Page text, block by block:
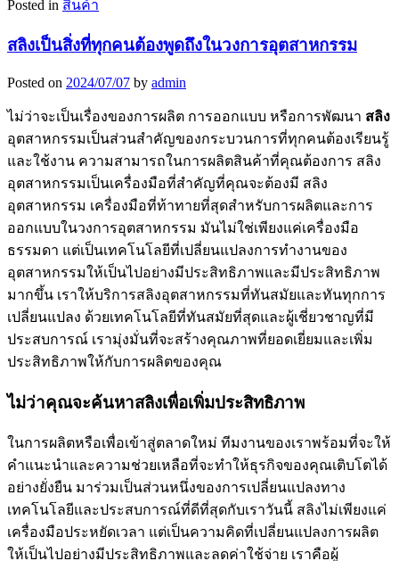
Posted in สินค้า
สลิงเป็นสิ่งที่ทุกคนต้องพูดถึงในวงการอุตสาหกรรม
Posted on 2024/07/07 by admin
ไม่ว่าจะเป็นเรื่องของการผลิต การออกแบบ หรือการพัฒนา สลิง
อุตสาหกรรมเป็นส่วนสำคัญของกระบวนการที่ทุกคนต้องเรียนรู้
และใช้งาน ความสามารถในการผลิตสินค้าที่คุณต้องการ สลิง
อุตสาหกรรมเป็นเครื่องมือที่สำคัญที่คุณจะต้องมี สลิง
อุตสาหกรรม เครื่องมือที่ท้าทายที่สุดสำหรับการผลิตและการ
ออกแบบในวงการอุตสาหกรรม มันไม่ใช่เพียงแค่เครื่องมือ
ธรรมดา แต่เป็นเทคโนโลยีที่เปลี่ยนแปลงการทำงานของ
อุตสาหกรรมให้เป็นไปอย่างมีประสิทธิภาพและมีประสิทธิภาพ
มากขึ้น เราให้บริการสลิงอุตสาหกรรมที่ทันสมัยและทันทุกการ
เปลี่ยนแปลง ด้วยเทคโนโลยีที่ทันสมัยที่สุดและผู้เชี่ยวชาญที่มี
ประสบการณ์ เรามุ่งมั่นที่จะสร้างคุณภาพที่ยอดเยี่ยมและเพิ่ม
ประสิทธิภาพให้กับการผลิตของคุณ
ไม่ว่าคุณจะค้นหาสลิงเพื่อเพิ่มประสิทธิภาพ
ในการผลิตหรือเพื่อเข้าสู่ตลาดใหม่ ทีมงานของเราพร้อมที่จะให้
คำแนะนำและความช่วยเหลือที่จะทำให้ธุรกิจของคุณเติบโตได้
อย่างยั่งยืน มาร่วมเป็นส่วนหนึ่งของการเปลี่ยนแปลงทาง
เทคโนโลยีและประสบการณ์ที่ดีที่สุดกับเราวันนี้ สลิงไม่เพียงแค่
เครื่องมือประหยัดเวลา แต่เป็นความคิดที่เปลี่ยนแปลงการผลิต
ให้เป็นไปอย่างมีประสิทธิภาพและลดค่าใช้จ่าย เราคือผู้